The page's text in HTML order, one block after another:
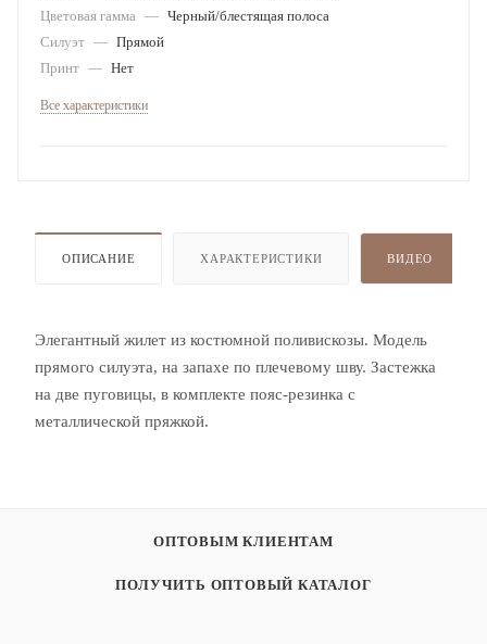
Цветовая гамма — Черный/блестящая полоса
Силуэт — Прямой
Принт — Нет
Все характеристики
ОПИСАНИЕ ХАРАКТЕРИСТИКИ ВИДЕО
Элегантный жилет из костюмной поливискозы. Модель
прямого силуэта, на запахе по плечевому шву. Застежка
на две пуговицы, в комплекте пояс-резинка с
металлической пряжкой.
ОПТОВЫМ КЛИЕНТАМ
ПОЛУЧИТЬ ОПТОВЫЙ КАТАЛОГ